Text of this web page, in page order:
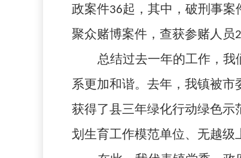
政案件36起，其中，破刑事案
聚众赌博案件，查获参赌人员
总结过去一年的工作，我
系更加和谐。去年，我镇被
获得了县三年绿化行动绿色
划生育工作模范单位、无越级